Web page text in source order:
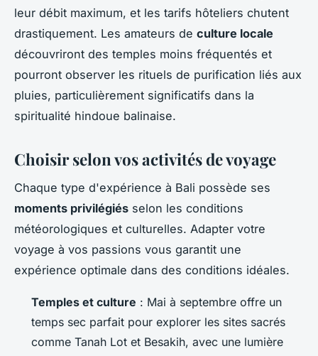
leur débit maximum, et les tarifs hôteliers chutent
drastiquement. Les amateurs de culture locale
découvriront des temples moins fréquentés et
pourront observer les rituels de purification liés aux
pluies, particulièrement significatifs dans la
spiritualité hindoue balinaise.
Choisir selon vos activités de voyage
Chaque type d'expérience à Bali possède ses
moments privilégiés selon les conditions
météorologiques et culturelles. Adapter votre
voyage à vos passions vous garantit une
expérience optimale dans des conditions idéales.
Temples et culture : Mai à septembre offre un
temps sec parfait pour explorer les sites sacrés
comme Tanah Lot et Besakih, avec une lumière